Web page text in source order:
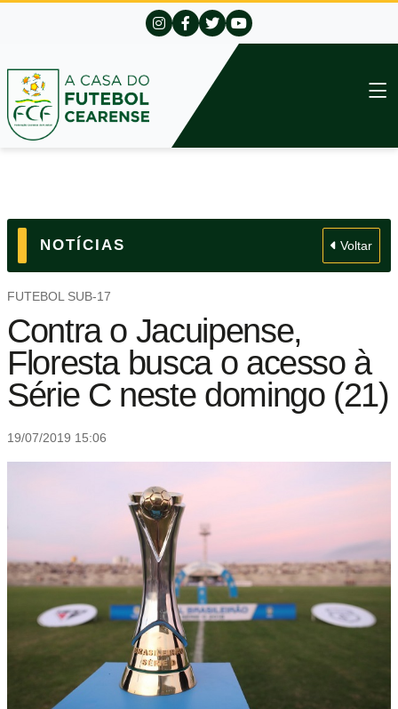
NOTÍCIAS Voltar
FUTEBOL SUB-17
Contra o Jacuipense,
Floresta busca o acesso à
Série C neste domingo (21)
19/07/2019 15:06